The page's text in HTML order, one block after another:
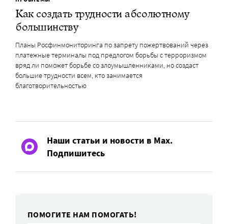
Как создать трудности абсолютному
большинству
Планы Росфинмониторинга по запрету пожертвований через
платежные терминалы под предлогом борьбы с терроризмом
вряд ли поможет борьбе со злоумышленниками, но создаст
большие трудности всем, кто занимается
благотворительностью
Наши статьи и новости в Max.
Подпишитесь
ПОМОГИТЕ НАМ ПОМОГАТЬ!